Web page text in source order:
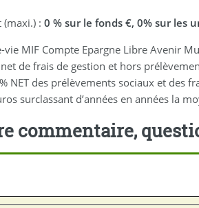
(maxi.) : 0 % sur le fonds €, 0% sur les
vie MIF Compte Epargne Libre Avenir
de frais de gestion et hors
NET des prélèvements sociaux et des
surclassant d’années en années la
commentaire,